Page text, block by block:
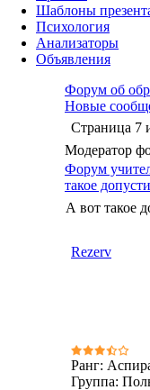
Шаблоны
Психология
Анализаторы
Объявления
Форум об
Новые
Страница 7
Модератор
Форум
такое
А вот такое
Rezerv
Ранг:
Группа: